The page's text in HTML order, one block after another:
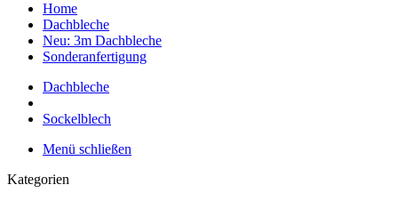
Home
Dachbleche
Neu: 3m Dachbleche
Sonderanfertigung
Dachbleche
Sockelblech
Menü schließen
Kategorien